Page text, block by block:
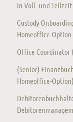
in Voll- und Teilzeit
Custody
Homeoffice-Option
Office Coordinator
(Senior)
Homeoffice-Option)